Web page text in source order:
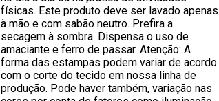
físicas. Este produto deve ser lavado apenas
à mão e com sabão neutro. Prefira a
secagem à sombra. Dispensa o uso de
amaciante e ferro de passar. Atenção: A
forma das estampas podem variar de acordo
com o corte do tecido em nossa linha de
produção. Pode haver também, variação nas